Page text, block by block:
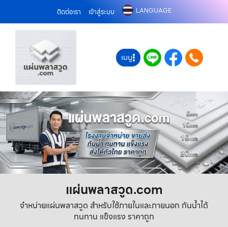
ติดต่อเรา เข้าสู่ระบบ LANGUAGE
เมนู
แผ่นพลาสวูด.com
จำหน่ายแผ่นพลาสวูด สำหรับใช้ภายในและภายนอก กันน้ำได้
ทนทาน แข็งแรง ราคาถูก